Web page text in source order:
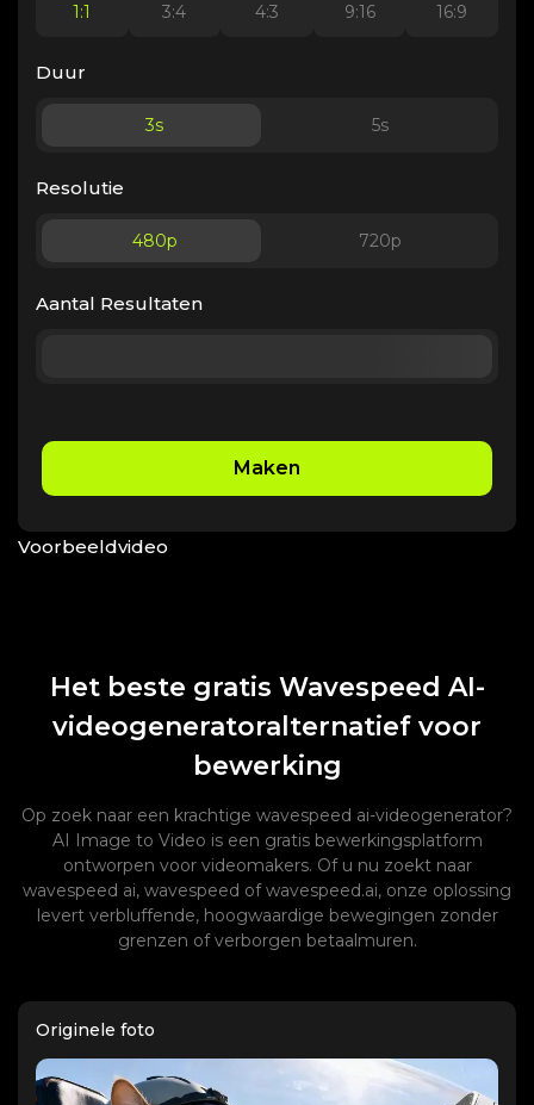
1:1 3:4 4:3 9:16 16:9
Duur
3s 5s
Resolutie
480p 720p
Aantal Resultaten
Maken
Voorbeeldvideo
Het beste gratis Wavespeed AI-
videogeneratoralternatief voor
bewerking
Op zoek naar een krachtige wavespeed ai-videogenerator?
AI Image to Video is een gratis bewerkingsplatform
ontworpen voor videomakers. Of u nu zoekt naar
wavespeed ai, wavespeed of wavespeed.ai, onze oplossing
levert verbluffende, hoogwaardige bewegingen zonder
grenzen of verborgen betaalmuren.
Originele foto